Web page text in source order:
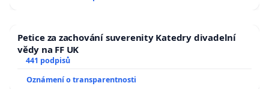
Petice za zachování suverenity Katedry divadelní
vědy na FF UK
441 podpisů
Oznámení o transparentnosti